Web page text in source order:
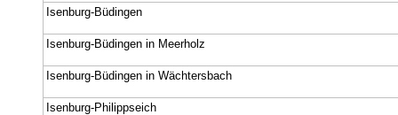
Isenburg-Büdingen
Isenburg-Büdingen in Meerholz
Isenburg-Büdingen in Wächtersbach
Isenburg-Philippseich